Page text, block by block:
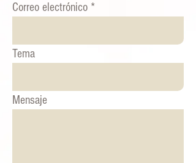
Correo electrónico
Tema
Mensaje